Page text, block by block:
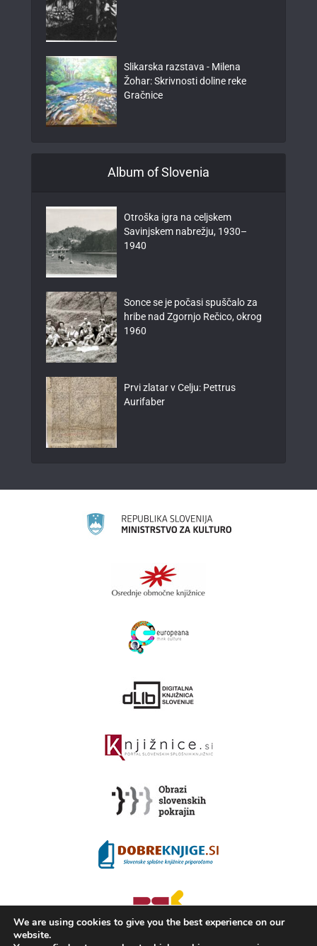
Slikarska razstava - Milena
Žohar: Skrivnosti doline reke
Gračnice
Album of Slovenia
Otroška igra na celjskem
Savinjskem nabrežju, 1930–
1940
Sonce se je počasi spuščalo za
hribe nad Zgornjo Rečico, okrog
1960
Prvi zlatar v Celju: Pettrus
Aurifaber
We are using cookies to give you the best experience on our
website.